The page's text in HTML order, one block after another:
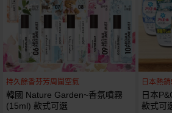
持久餘香芬芳周圍空氣
韓國 Nature Garden~香氛噴霧
(15ml) 款式可選
日本熱
日本
款式可